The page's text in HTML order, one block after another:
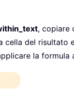
, copiare
cella del risultato
la formula